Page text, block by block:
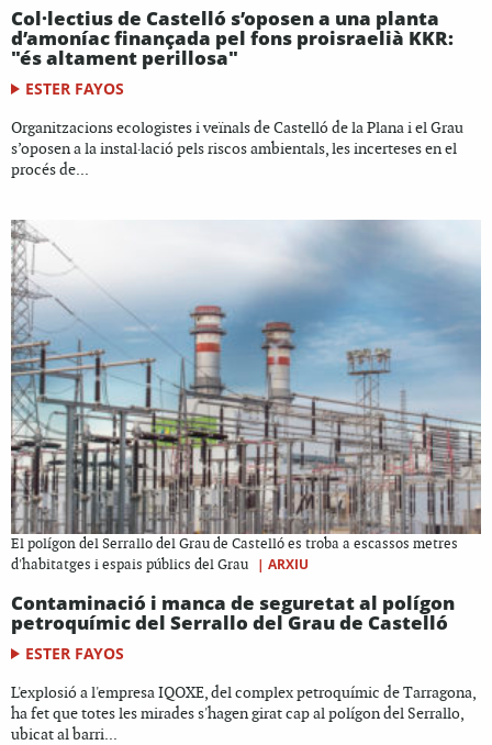
Col·lectius de Castelló s’oposen a una planta
d’amoníac finançada pel fons proisraelià KKR:
"és altament perillosa"
ESTER FAYOS
Organitzacions ecologistes i veïnals de Castelló de la Plana i el Grau
s’oposen a la instal·lació pels riscos ambientals, les incerteses en el
procés de...
El polígon del Serrallo del Grau de Castelló es troba a escassos metres
d'habitatges i espais públics del Grau
| ARXIU
Contaminació i manca de seguretat al polígon
petroquímic del Serrallo del Grau de Castelló
ESTER FAYOS
L'explosió a l'empresa IQOXE, del complex petroquímic de Tarragona,
ha fet que totes les mirades s'hagen girat cap al polígon del Serrallo,
ubicat al barri...